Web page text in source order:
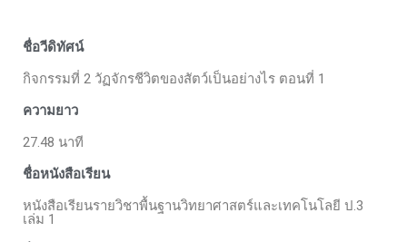
ชื่อวีดิทัศน์
กิจกรรมที่ 2 วัฏจักรชีวิตของสัตว์เป็นอย่างไร ตอนที่ 1
ความยาว
27.48 นาที
ชื่อหนังสือเรียน
หนังสือเรียนรายวิชาพื้นฐานวิทยาศาสตร์และเทคโนโลยี ป.3
เล่ม 1